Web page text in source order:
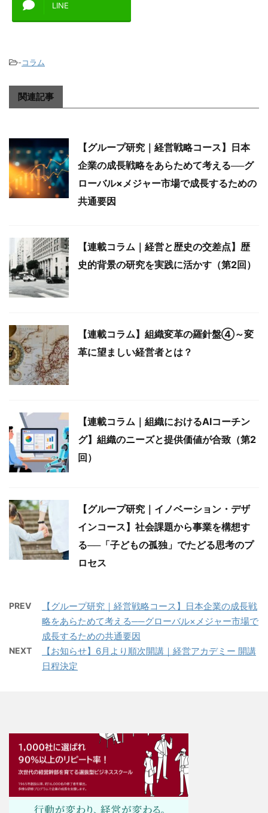
LINE
-コラム
関連記事
【グループ研究｜経営戦略コース】日本
企業の成長戦略をあらためて考える──グ
ローバル×メジャー市場で成長するための
共通要因
【連載コラム｜経営と歴史の交差点】歴
史的背景の研究を実践に活かす（第2回）
【連載コラム】組織変革の羅針盤④～変
革に望ましい経営者とは？
【連載コラム｜組織におけるAIコーチン
グ】組織のニーズと提供価値が合致（第2
回）
【グループ研究｜イノベーション・デザ
インコース】社会課題から事業を構想す
る──「子どもの孤独」でたどる思考のプ
ロセス
PREV
【グループ研究｜経営戦略コース】日本企業の成長戦
略をあらためて考える──グローバル×メジャー市場で
成長するための共通要因
NEXT
【お知らせ】6月より順次開講｜経営アカデミー 開講
日程決定